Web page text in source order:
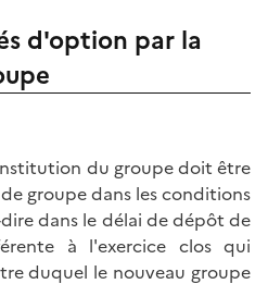
d'option par la
du groupe doit être
groupe dans les conditions
dans le délai de dépôt de
à l'exercice clos qui
duquel le nouveau groupe